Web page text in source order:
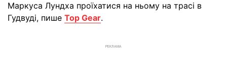
Маркуса Лундха проїхатися на ньому на трасі в
Гудвуді, пише Top Gear.
РЕКЛАМА